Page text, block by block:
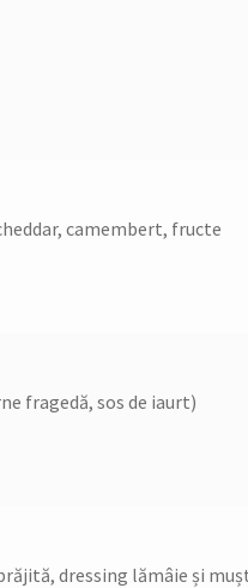
camembert, fructe
fragedă, sos de iaurt)
dressing lămâie și